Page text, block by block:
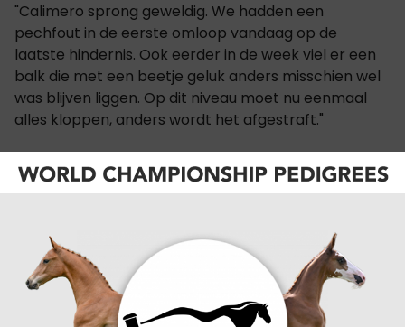
"Calimero sprong geweldig. We hadden een
pechfout in de eerste omloop vandaag op de
laatste hindernis. Ook eerder in de week viel er een
balk die met een beetje geluk anders misschien wel
was blijven liggen. Op dit niveau moet nu eenmaal
alles kloppen, anders wordt het afgestraft."
Houtzager blijft nuchter onder de consternatie
gedurende zijn proef. “Eerst wist ik niet wat er aan de
rondrenden in de piste, dacht ik: ‘Ik rijd gewoon door
en ik zie het wel’. Ik verschiet niet zo snel en gelukkig
bleef mijn paard onder de omstandigheden ook
goed zijn best doen. Verder wil ik er niet teveel
woorden aan kwijt.”